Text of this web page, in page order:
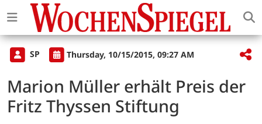
SP Thursday, 10/15/2015, 09:27 AM
Marion Müller erhält Preis der
Fritz Thyssen Stiftung